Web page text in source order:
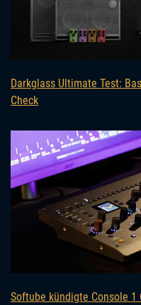
Darkglass Ultimate Test:
Check
Softube kündigte Console 1